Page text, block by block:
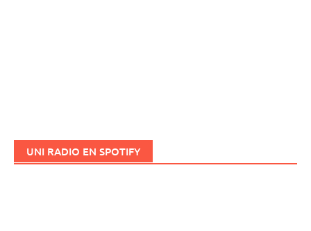
UNI RADIO EN SPOTIFY